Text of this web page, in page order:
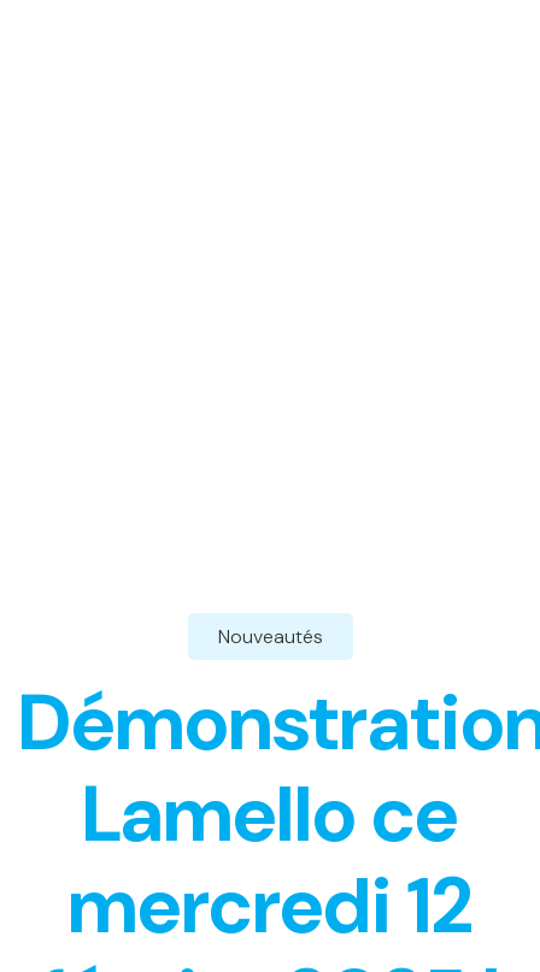
Nouveautés
Lamello ce
mercredi 12